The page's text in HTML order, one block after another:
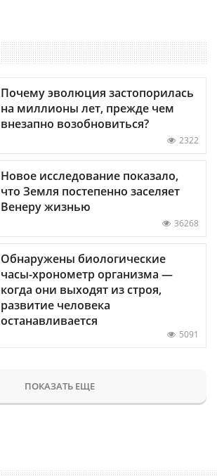
Почему эволюция застопорилась
на миллионы лет, прежде чем
внезапно возобновиться?
2322
Новое исследование показало,
что Земля постепенно заселяет
Венеру жизнью
36268
Обнаружены биологические
часы-хронометр организма —
когда они выходят из строя,
развитие человека
останавливается
5091
ПОКАЗАТЬ ЕЩЕ